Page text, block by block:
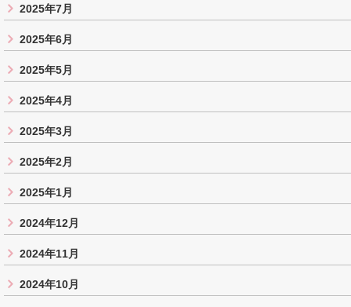
2025年7月
2025年6月
2025年5月
2025年4月
2025年3月
2025年2月
2025年1月
2024年12月
2024年11月
2024年10月